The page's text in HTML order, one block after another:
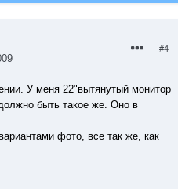
#4
У меня 22"вытянутый монитор
быть такое же. Оно в
фото, все так же, как